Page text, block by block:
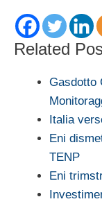
Related
Gasdotto
Italia
Eni
TENP
Eni